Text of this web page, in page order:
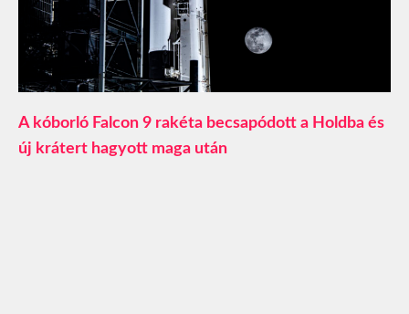
A kóborló Falcon 9 rakéta becsapódott a Holdba és
új krátert hagyott maga után